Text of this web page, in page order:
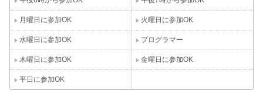
月曜日に参加OK 火曜日に参加OK
水曜日に参加OK プログラマー
木曜日に参加OK 金曜日に参加OK
平日に参加OK